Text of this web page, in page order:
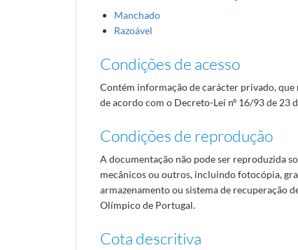
Manchado
Razoável
Condições de acesso
Contém informação de carácter privado,
de acordo com o Decreto-Lei nº 16/93 de 23
Condições de reprodução
A documentação não pode ser reproduzida
mecânicos ou outros, incluindo fotocópia,
armazenamento ou sistema de recuperação
Olímpico de Portugal.
Cota descritiva